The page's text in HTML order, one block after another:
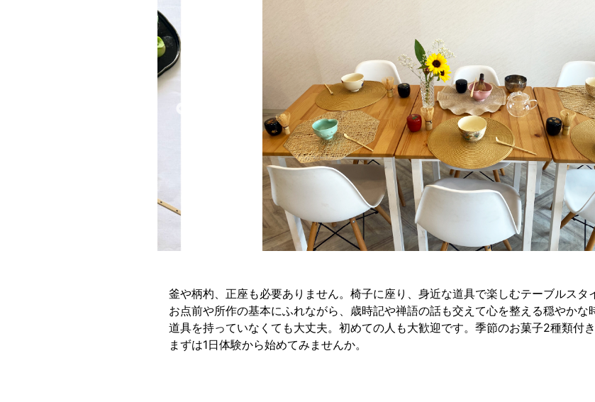
釜や柄杓、正座も必要ありません。椅子に座り、身近な道具で楽しむテーブルスタ
お点前や所作の基本にふれながら、歳時記や禅語の話も交えて心を整える穏やかな
道具を持っていなくても大丈夫。初めての人も大歓迎です。季節のお菓子2種類付き
まずは1日体験から始めてみませんか。